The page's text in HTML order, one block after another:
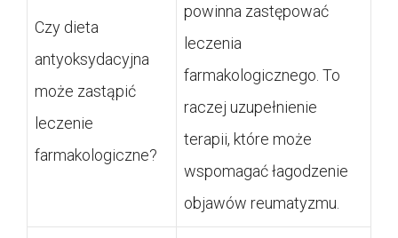
Czy dieta
antyoksydacyjna
może zastąpić
leczenie
farmakologiczne?
powinna zastępować
leczenia
farmakologicznego. To
raczej uzupełnienie
terapii, które może
wspomagać łagodzenie
objawów reumatyzmu.